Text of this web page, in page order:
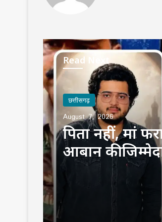
Read Next
छत्तीसगढ़
August 7, 2026
पिता नहीं, मां
आबान की
उठाई?